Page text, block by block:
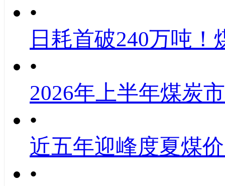
•
日耗首破240万吨！
•
2026年上半年煤炭
•
近五年迎峰度夏煤
•